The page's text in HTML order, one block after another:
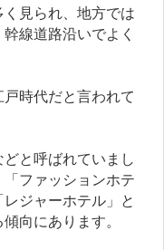
見られ、地方では
線道路沿いでよく
時代だと言われて
と呼ばれていまし
ファッションホテ
ジャーホテル」と
向にあります。